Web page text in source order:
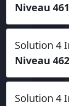
Niveau 461
Solution 4
Niveau 462
Solution 4